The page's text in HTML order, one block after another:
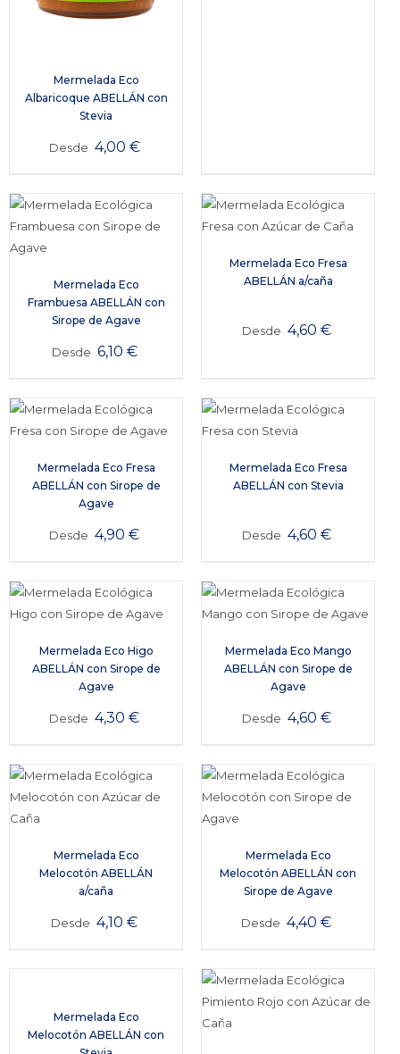
Mermelada Eco
Albaricoque ABELLÁN con
Stevia
Desde 4,00 €
Mermelada Eco
Frambuesa ABELLÁN con
Sirope de Agave
Desde 6,10 €
Mermelada Eco Fresa
ABELLÁN a/caña
Desde 4,60 €
Mermelada Eco Fresa
ABELLÁN con Sirope de
Agave
Desde 4,90€
Mermelada Eco Fresa
ABELLÁN con Stevia
Desde 4,60 €
Mermelada Eco Higo
ABELLÁN con Sirope de
Agave
Desde 4,30€
Mermelada Eco Mango
ABELLÁN con Sirope de
Agave
Desde 4,60 €
Mermelada Eco
Melocotón ABELLÁN
a/caña
Desde 4,10€
Mermelada Eco
Melocotón ABELLÁN con
Sirope de Agave
Desde 4,40€
Mermelada Eco
Melocotón ABELLÁN con